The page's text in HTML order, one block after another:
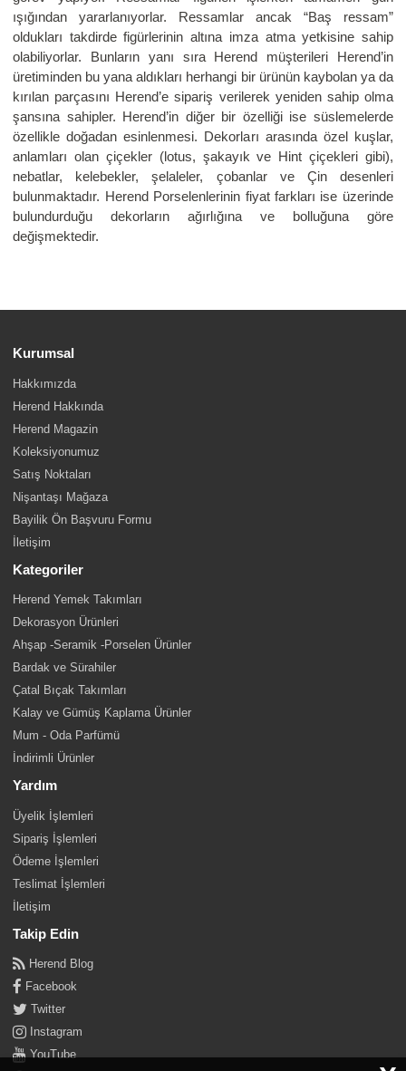
ışığından yararlanıyorlar. Ressamlar ancak “Baş ressam”
oldukları takdirde figürlerinin altına imza atma yetkisine sahip
olabiliyorlar. Bunların yanı sıra Herend müşterileri Herend’in
üretiminden bu yana aldıkları herhangi bir ürünün kaybolan ya da
kırılan parçasını Herend’e sipariş verilerek yeniden sahip olma
şansına sahipler. Herend’in diğer bir özelliği ise süslemelerde
özellikle doğadan esinlenmesi. Dekorları arasında özel kuşlar,
anlamları olan çiçekler (lotus, şakayık ve Hint çiçekleri gibi),
nebatlar, kelebekler, şelaleler, çobanlar ve Çin desenleri
bulunmaktadır. Herend Porselenlerinin fiyat farkları ise üzerinde
bulundurduğu dekorların ağırlığına ve bolluğuna göre
değişmektedir.
Kurumsal
Hakkımızda
Herend Hakkında
Herend Magazin
Koleksiyonumuz
Satış Noktaları
Nişantaşı Mağaza
Bayilik Ön Başvuru Formu
İletişim
Kategoriler
Herend Yemek Takımları
Dekorasyon Ürünleri
Ahşap -Seramik -Porselen Ürünler
Bardak ve Sürahiler
Çatal Bıçak Takımları
Kalay ve Gümüş Kaplama Ürünler
Mum - Oda Parfümü
İndirimli Ürünler
Yardım
Üyelik İşlemleri
Sipariş İşlemleri
Ödeme İşlemleri
Teslimat İşlemleri
İletişim
Takip Edin
Herend Blog
Facebook
Twitter
Instagram
YouTube